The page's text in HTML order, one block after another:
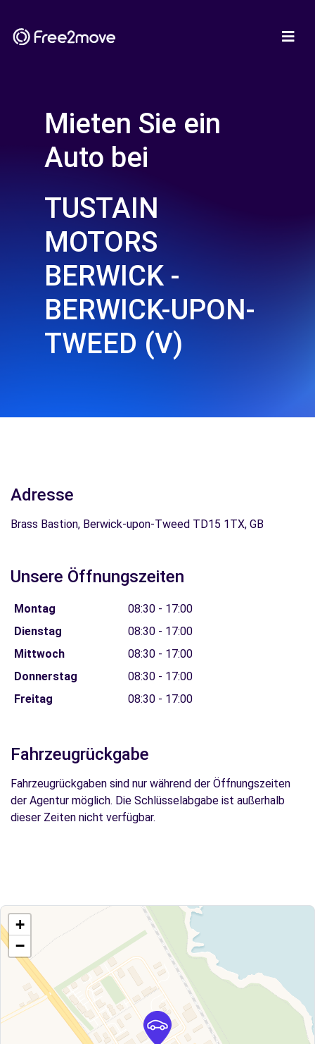
Mieten Sie ein
Auto bei
TUSTAIN
MOTORS
BERWICK -
BERWICK-UPON-
TWEED (V)
Adresse
Brass Bastion, Berwick-upon-Tweed TD15 1TX, GB
Unsere Öffnungszeiten
Montag
08:30 - 17:00
Dienstag
08:30 - 17:00
Mittwoch
08:30 - 17:00
Donnerstag
08:30 - 17:00
Freitag
08:30 - 17:00
Fahrzeugrückgabe
Fahrzeugrückgaben sind nur während der Öffnungszeiten
der Agentur möglich. Die Schlüsselabgabe ist außerhalb
dieser Zeiten nicht verfügbar.
+
−